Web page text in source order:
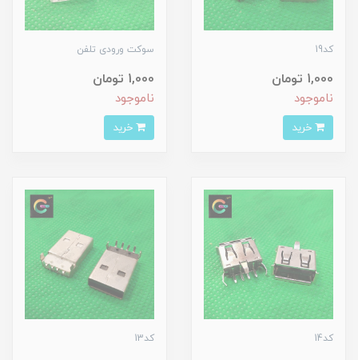
کد19
1,000 تومان
ناموجود
سوکت ورودی تلفن
1,000 تومان
ناموجود
کد14 کد13